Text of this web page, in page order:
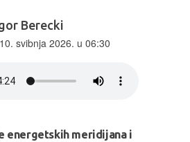
Berecki
svibnja 2026. u 06:30
energetskih meridijana i